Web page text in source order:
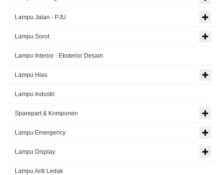
Lampu Jalan - PJU
Lampu Sorot
Lampu Interior - Eksterior Desain
Lampu Hias
Lampu Industri
Sparepart & Komponen
Lampu Emergency
Lampu Display
Lampu Anti Ledak